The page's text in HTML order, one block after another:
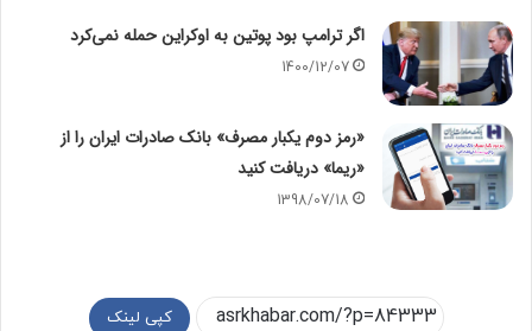
اگر ترامپ بود پوتین به اوکراین حمله نمی‌کرد
1400/12/07
«رمز دوم یکبار مصرف» بانک صادرات ایران را از
«ریما» دریافت کنید
1398/07/18
کپی لینک